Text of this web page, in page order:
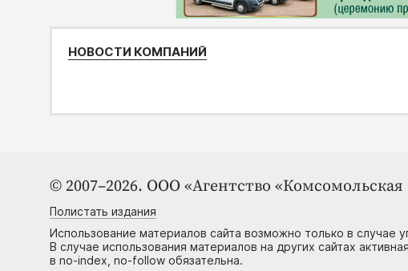
НОВОСТИ КОМПАНИЙ
© 2007–2026. ООО «Агентство «Комсомольская
Полистать издания
Использование материалов сайта возможно только в случае
В случае использования материалов на других сайтах
в no-index, no-follow обязательна.